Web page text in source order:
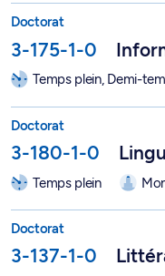
Doctorat
3-175-1-0
Temps plein, Demi-
Doctorat
3-180-1-0
Temps plein
Doctorat
3-137-1-0